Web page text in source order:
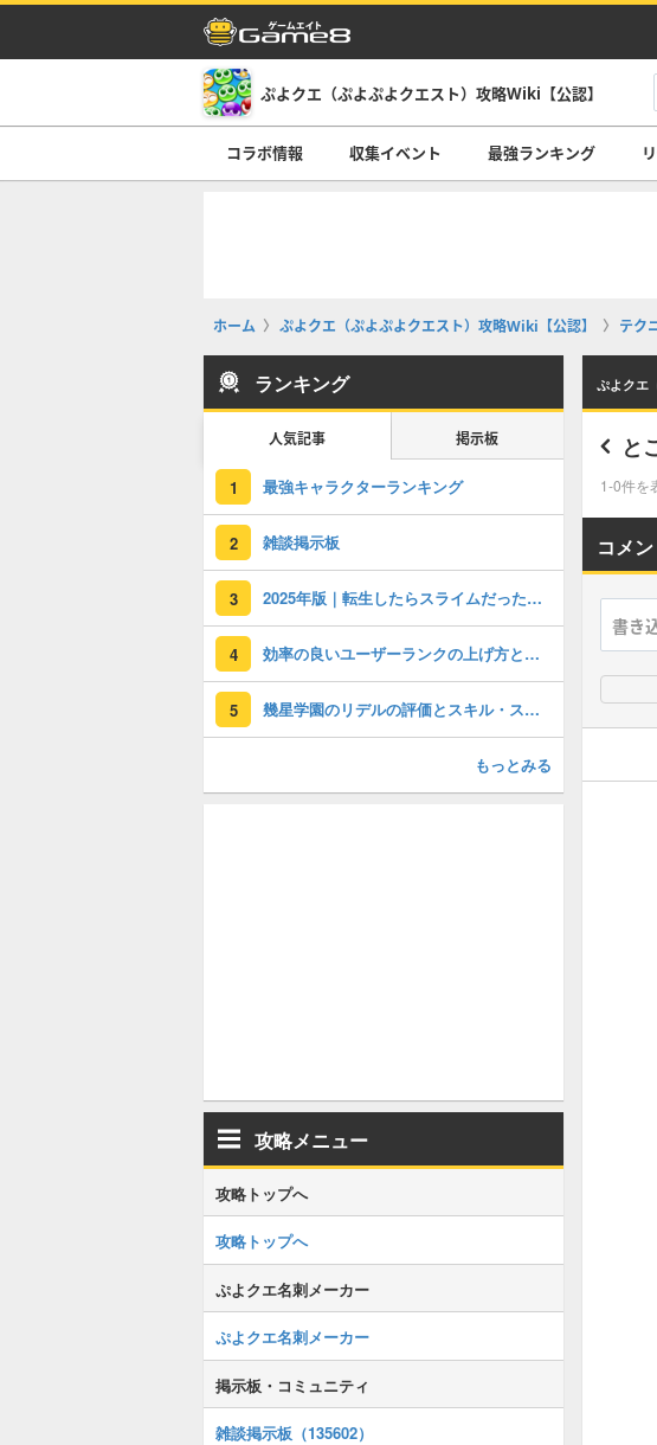
ぷよクエ（ぷよぷよクエスト）攻略Wiki【公認】
コラボ情報 収集イベント 最強ランキング
ホーム ぷよクエ（ぷよぷよクエスト）攻略Wiki【公認】 テク
ぷよクエ
と
1-0件を
コメン
ランキング
人気記事 掲示板
1 最強キャラクターランキング
2 雑談掲示板
3 2025年版｜転生したらスライムだった件（転スラ）コラボの情報まとめ
4 効率の良いユーザーランクの上げ方と周回おすすめキャラ
5 幾星学園のリデルの評価とスキル・ステータス
もっとみる
攻略メニュー
攻略トップへ
攻略トップへ
ぷよクエ名刺メーカー
ぷよクエ名刺メーカー
掲示板・コミュニティ
雑談掲示板（135602）